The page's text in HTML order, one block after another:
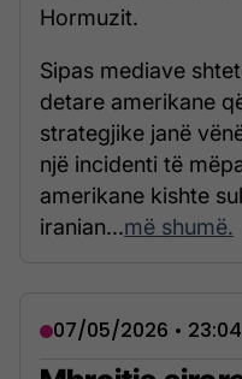
Hormuzit.
Sipas mediave
detare amerikane
strategjike janë
një incidenti të
amerikane kishte
iranian...më shumë.
07/05/2026 • 23:04